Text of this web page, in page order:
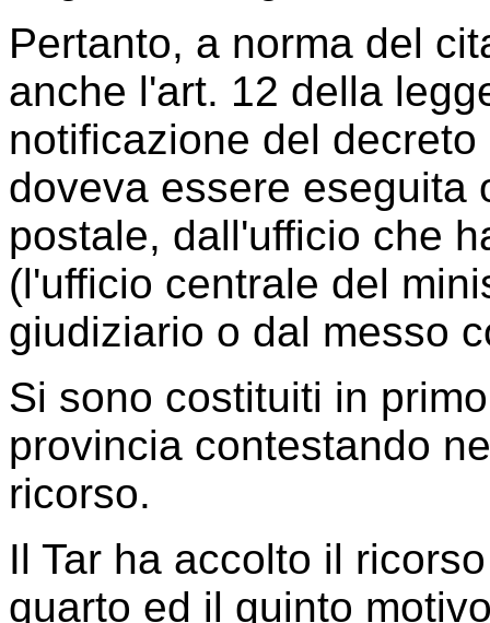
Pertanto, a norma del
anche l'art. 12 della
notificazione del
doveva essere eseguita
postale, dall'ufficio che
(l'ufficio centrale del
giudiziario o dal messo
Si sono costituiti in
provincia contestando
ricorso.
Il Tar ha accolto il
quarto ed il quinto